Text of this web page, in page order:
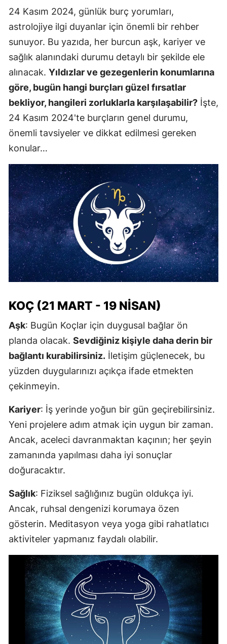
24 Kasım 2024, günlük burç yorumları,
astrolojiye ilgi duyanlar için önemli bir rehber
sunuyor. Bu yazıda, her burcun aşk, kariyer ve
sağlık alanındaki durumu detaylı bir şekilde ele
alınacak. Yıldızlar ve gezegenlerin konumlarına
göre, bugün hangi burçları güzel fırsatlar
bekliyor, hangileri zorluklarla karşılaşabilir? İşte,
24 Kasım 2024'te burçların genel durumu,
önemli tavsiyeler ve dikkat edilmesi gereken
konular…
KOÇ (21 MART - 19 NISAN)
Aşk: Bugün Koçlar için duygusal bağlar ön
planda olacak. Sevdiğiniz kişiyle daha derin bir
bağlantı kurabilirsiniz. İletişim güçlenecek, bu
yüzden duygularınızı açıkça ifade etmekten
çekinmeyin.
Kariyer: İş yerinde yoğun bir gün geçirebilirsiniz.
Yeni projelere adım atmak için uygun bir zaman.
Ancak, aceleci davranmaktan kaçının; her şeyin
zamanında yapılması daha iyi sonuçlar
doğuracaktır.
Sağlık: Fiziksel sağlığınız bugün oldukça iyi.
Ancak, ruhsal dengenizi korumaya özen
gösterin. Meditasyon veya yoga gibi rahatlatıcı
aktiviteler yapmanız faydalı olabilir.